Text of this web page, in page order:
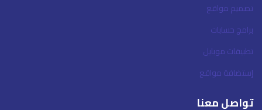
تصميم مواقع
برامج حسابات
تطبيقات موبايل
إستضافة مواقع
تواصل معنا